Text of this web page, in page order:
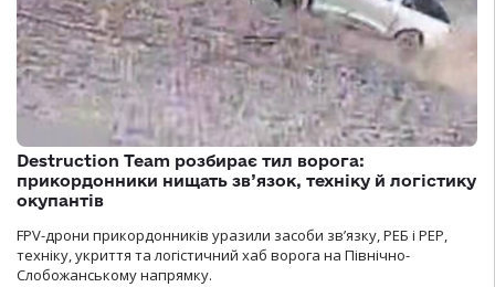
Destruction Team розбирає тил ворога:
прикордонники нищать зв’язок, техніку й логістику
окупантів
FPV-дрони прикордонників уразили засоби зв’язку, РЕБ і РЕР,
техніку, укриття та логістичний хаб ворога на Північно-
Слобожанському напрямку.